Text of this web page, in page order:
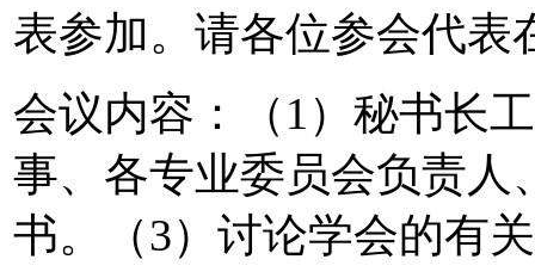
表参加。请各位参会代表
会议内容：（1）秘书长
事、各专业委员会负责人
书。（3）讨论学会的有